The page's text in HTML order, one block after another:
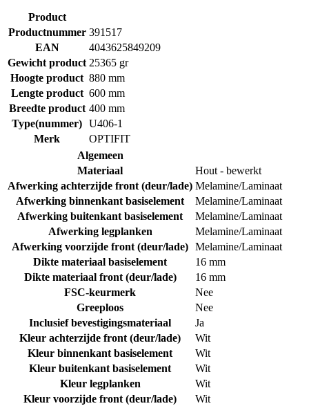
Product
Productnummer 391517
EAN
4043625849209
Gewicht product 25365 gr
Hoogte product 880 mm
Lengte product 600 mm
Breedte product 400 mm
Type(nummer) U406-1
Merk
OPTIFIT
Algemeen
Materiaal
Hout - bewerkt
Afwerking achterzijde front (deur/lade) Melamine/Laminaat
Afwerking binnenkant basiselement
Melamine/Laminaat
Afwerking buitenkant basiselement
Melamine/Laminaat
Afwerking legplanken
Melamine/Laminaat
Afwerking voorzijde front (deur/lade) Melamine/Laminaat
Dikte materiaal basiselement
16 mm
Dikte materiaal front (deur/lade)
16 mm
FSC-keurmerk
Nee
Greeploos
Nee
Inclusief bevestigingsmateriaal
Ja
Kleur achterzijde front (deur/lade)
Wit
Kleur binnenkant basiselement
Wit
Kleur buitenkant basiselement
Wit
Kleur legplanken
Wit
Kleur voorzijde front (deur/lade)
Wit